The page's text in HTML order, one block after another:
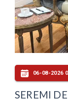
06-08-2026
SEREMI